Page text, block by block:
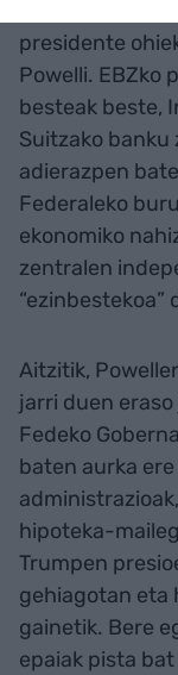
presidente
Powelli. EBZko
besteak beste,
Suitzako
adierazpen
Federaleko
ekonomiko
zentralen
Aitzitik,
jarri duen eraso
Fedeko
baten aurka
hipoteka-
Trumpen
gehiagotan eta
gainetik. Bere
epaiak pista